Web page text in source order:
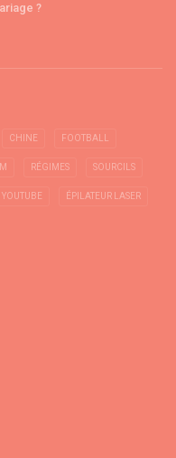
?
CHINE FOOTBALL
RÉGIMES SOURCILS
YOUTUBE ÉPILATEUR LASER